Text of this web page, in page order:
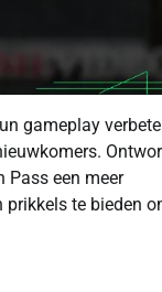
gameplay
Pass een meer
prikkels te bieden